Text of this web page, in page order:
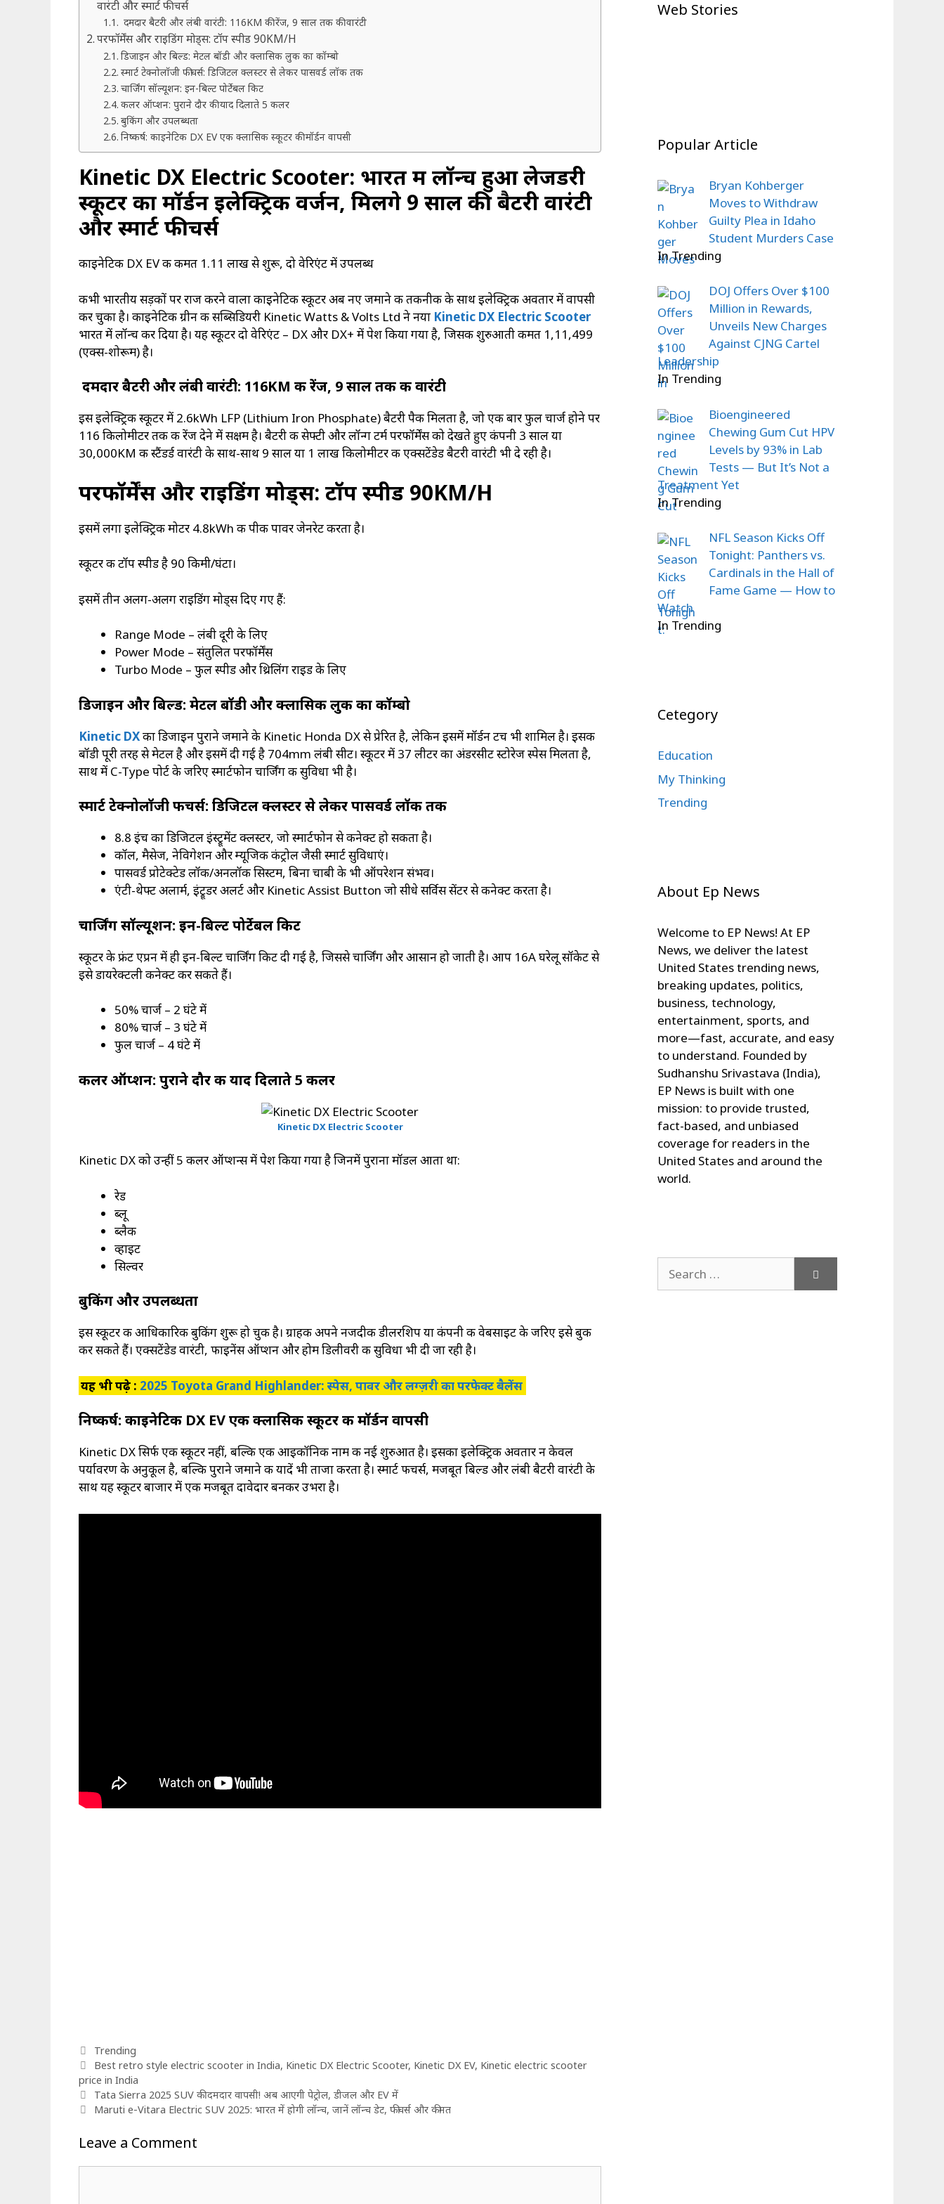
वारंटी और स्मार्ट फीचर्स
दमदार बैटरी और लंबी वारंटी: 116KM की रेंज, 9 साल तक की वारंटी
परफॉर्मेंस और राइडिंग मोड्स: टॉप स्पीड 90KM/H
डिजाइन और बिल्ड: मेटल बॉडी और क्लासिक लुक का कॉम्बो
स्मार्ट टेक्नोलॉजी फीचर्स: डिजिटल क्लस्टर से लेकर पासवर्ड लॉक तक
चार्जिंग सॉल्यूशन: इन-बिल्ट पोर्टेबल किट
कलर ऑप्शन: पुराने दौर की याद दिलाते 5 कलर
बुकिंग और उपलब्धता
निष्कर्ष: काइनेटिक DX EV एक क्लासिक स्कूटर की मॉर्डन वापसी
Kinetic DX Electric Scooter: भारत में लॉन्च हुआ लेजेंडरी
स्कूटर का मॉर्डन इलेक्ट्रिक वर्जन, मिलेंगे 9 साल की बैटरी वारंटी
और स्मार्ट फीचर्स
काइनेटिक DX EV की कीमत ₹1.11 लाख से शुरू, दो वेरिएंट में उपलब्ध
कभी भारतीय सड़कों पर राज करने वाला काइनेटिक स्कूटर अब नए जमाने की तकनीक के साथ इलेक्ट्रिक अवतार में वापसी
कर चुका है। काइनेटिक ग्रीन की सब्सिडियरी Kinetic Watts & Volts Ltd ने नया Kinetic DX Electric Scooter
भारत में लॉन्च कर दिया है। यह स्कूटर दो वेरिएंट – DX और DX+ में पेश किया गया है, जिसकी शुरुआती कीमत ₹1,11,499
(एक्स-शोरूम) है।
दमदार बैटरी और लंबी वारंटी: 116KM की रेंज, 9 साल तक की वारंटी
इस इलेक्ट्रिक स्कूटर में 2.6kWh LFP (Lithium Iron Phosphate) बैटरी पैक मिलता है, जो एक बार फुल चार्ज होने पर
116 किलोमीटर तक की रेंज देने में सक्षम है। बैटरी की सेफ्टी और लॉन्ग टर्म परफॉर्मेंस को देखते हुए कंपनी 3 साल या
30,000KM की स्टैंडर्ड वारंटी के साथ-साथ 9 साल या 1 लाख किलोमीटर की एक्सटेंडेड बैटरी वारंटी भी दे रही है।
परफॉर्मेंस और राइडिंग मोड्स: टॉप स्पीड 90KM/H
इसमें लगा इलेक्ट्रिक मोटर 4.8kWh की पीक पावर जेनरेट करता है।
स्कूटर की टॉप स्पीड है 90 किमी/घंटा।
इसमें तीन अलग-अलग राइडिंग मोड्स दिए गए हैं:
Range Mode – लंबी दूरी के लिए
Power Mode – संतुलित परफॉर्मेंस
Turbo Mode – फुल स्पीड और थ्रिलिंग राइड के लिए
डिजाइन और बिल्ड: मेटल बॉडी और क्लासिक लुक का कॉम्बो
Kinetic DXका डिजाइन पुराने जमाने के Kinetic Honda DX से प्रेरित है, लेकिन इसमें मॉर्डन टच भी शामिल है। इसकी
बॉडी पूरी तरह से मेटल है और इसमें दी गई है 704mm लंबी सीट। स्कूटर में 37 लीटर का अंडरसीट स्टोरेज स्पेस मिलता है,
साथ में C-Type पोर्ट के जरिए स्मार्टफोन चार्जिंग की सुविधा भी है।
स्मार्ट टेक्नोलॉजी फीचर्स: डिजिटल क्लस्टर से लेकर पासवर्ड लॉक तक
8.8 इंच का डिजिटल इंस्ट्रूमेंट क्लस्टर, जो स्मार्टफोन से कनेक्ट हो सकता है।
कॉल, मैसेज, नेविगेशन और म्यूजिक कंट्रोल जैसी स्मार्ट सुविधाएं।
पासवर्ड प्रोटेक्टेड लॉक/अनलॉक सिस्टम, बिना चाबी के भी ऑपरेशन संभव।
एंटी-थेफ्ट अलार्म, इंट्रूडर अलर्ट और Kinetic Assist Button जो सीधे सर्विस सेंटर से कनेक्ट करता है।
चार्जिंग सॉल्यूशन: इन-बिल्ट पोर्टेबल किट
स्कूटर के फ्रंट एप्रन में ही इन-बिल्ट चार्जिंग किट दी गई है, जिससे चार्जिंग और आसान हो जाती है। आप 16A घरेलू सॉकेट से
इसे डायरेक्टली कनेक्ट कर सकते हैं।
50% चार्ज – 2 घंटे में
80% चार्ज – 3 घंटे में
फुल चार्ज – 4 घंटे में
कलर ऑप्शन: पुराने दौर की याद दिलाते 5 कलर
Kinetic DX Electric Scooter
Kinetic DX को उन्हीं 5 कलर ऑप्शन्स में पेश किया गया है जिनमें पुराना मॉडल आता था:
रेड
ब्लू
ब्लैक
व्हाइट
सिल्वर
बुकिंग और उपलब्धता
इस स्कूटर की आधिकारिक बुकिंग शुरू हो चुकी है। ग्राहक अपने नजदीकी डीलरशिप या कंपनी की वेबसाइट के जरिए इसे बुक
कर सकते हैं। एक्सटेंडेड वारंटी, फाइनेंस ऑप्शन और होम डिलीवरी की सुविधा भी दी जा रही है।
यह भी पढ़े : 2025 Toyota Grand Highlander: स्पेस, पावर और लग्ज़री का परफेक्ट बैलेंस
निष्कर्ष: काइनेटिक DX EV एक क्लासिक स्कूटर की मॉर्डन वापसी
Kinetic DX सिर्फ एक स्कूटर नहीं, बल्कि एक आइकॉनिक नाम की नई शुरुआत है। इसका इलेक्ट्रिक अवतार न केवल
पर्यावरण के अनुकूल है, बल्कि पुराने जमाने की यादें भी ताजा करता है। स्मार्ट फीचर्स, मजबूत बिल्ड और लंबी बैटरी वारंटी के
साथ यह स्कूटर बाजार में एक मजबूत दावेदार बनकर उभरा है।
Categories
Trending
Tags
Best retro style electric scooter in India, Kinetic DX Electric Scooter, Kinetic DX EV, Kinetic electric scooter
price in India
Tata Sierra 2025 SUV की दमदार वापसी! अब आएगी पेट्रोल, डीजल और EV में
Maruti e-Vitara Electric SUV 2025: भारत में होगी लॉन्च, जानें लॉन्च डेट, फीचर्स और कीमत
Leave a Comment
Web Stories
Dominant Dubai Victory
Auction Shock:
IPL Auction 2026 Shock:
Prithvi Shaw Goes
Popular Article
Bryan Kohberger
Moves to Withdraw
Guilty Plea in Idaho
Student Murders Case
In Trending
DOJ Offers Over $100
Million in Rewards,
Unveils New Charges
Against CJNG Cartel
Leadership
In Trending
Bioengineered
Chewing Gum Cut HPV
Levels by 93% in Lab
Tests — But It’s Not a
Treatment Yet
In Trending
NFL Season Kicks Off
Tonight: Panthers vs.
Cardinals in the Hall of
Fame Game — How to
Watch
In Trending
Cetegory
Education
My Thinking
Trending
About Ep News
Welcome to EP News! At EP
News, we deliver the latest
United States trending news,
breaking updates, politics,
business, technology,
entertainment, sports, and
more—fast, accurate, and easy
to understand. Founded by
Sudhanshu Srivastava (India),
EP News is built with one
mission: to provide trusted,
fact-based, and unbiased
coverage for readers in the
United States and around the
world.
for: